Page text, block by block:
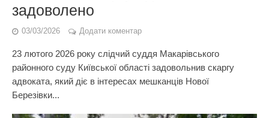
задоволено
03/03/2026 Додати коментар
23 лютого 2026 року слідчий суддя Макарівського
районного суду Київської області задовольнив скаргу
адвоката, який діє в інтересах мешканців Нової
Березівки...